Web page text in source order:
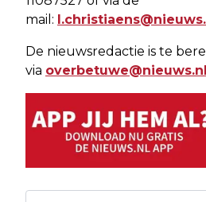
mail:
De nieuwsredactie is te
via overbetuwe@nieuws.nl